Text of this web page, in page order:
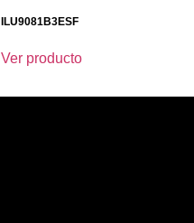
ILU9081B3ESF
Ver producto